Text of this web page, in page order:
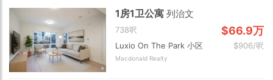
1房1卫公寓列治文
738呎 $66.9万
Luxio On The Park 小区 $906/呎
Macdonald Realty